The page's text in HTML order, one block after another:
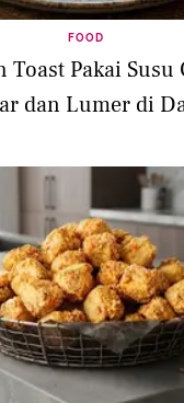
FOOD
Toast Pakai Susu
dan Lumer di